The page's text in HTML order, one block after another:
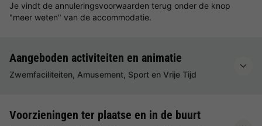
Je vindt de annuleringsvoorwaarden terug onder de knop
"meer weten" van de accommodatie.
Aangeboden activiteiten en animatie
Zwemfaciliteiten, Amusement, Sport en Vrije Tijd
Voorzieningen ter plaatse en in de buurt